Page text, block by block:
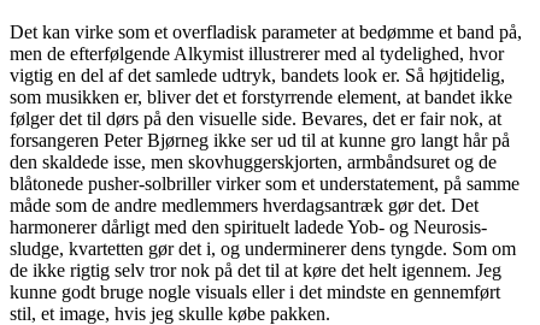
Det kan virke som et overfladisk parameter at bedømme et band på,
men de efterfølgende Alkymist illustrerer med al tydelighed, hvor
vigtig en del af det samlede udtryk, bandets look er. Så højtidelig,
som musikken er, bliver det et forstyrrende element, at bandet ikke
følger det til dørs på den visuelle side. Bevares, det er fair nok, at
forsangeren Peter Bjørneg ikke ser ud til at kunne gro langt hår på
den skaldede isse, men skovhuggerskjorten, armbåndsuret og de
blåtonede pusher-solbriller virker som et understatement, på samme
måde som de andre medlemmers hverdagsantræk gør det. Det
harmonerer dårligt med den spirituelt ladede Yob- og Neurosis-
sludge, kvartetten gør det i, og underminerer dens tyngde. Som om
de ikke rigtig selv tror nok på det til at køre det helt igennem. Jeg
kunne godt bruge nogle visuals eller i det mindste en gennemført
stil, et image, hvis jeg skulle købe pakken.